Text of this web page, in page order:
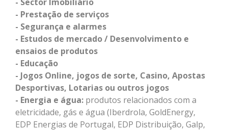
- Prestação de serviços
- Segurança e alarmes
- Estudos de mercado / Desenvolvimento e
ensaios de produtos
- Educação
- Jogos Online, jogos de sorte, Casino, Apostas
Desportivas, Lotarias ou outros jogos
- Energia e água: produtos relacionados com a
eletricidade, gás e água (Iberdrola, GoldEnergy,
EDP Energias de Portugal, EDP Distribuição, Galp,